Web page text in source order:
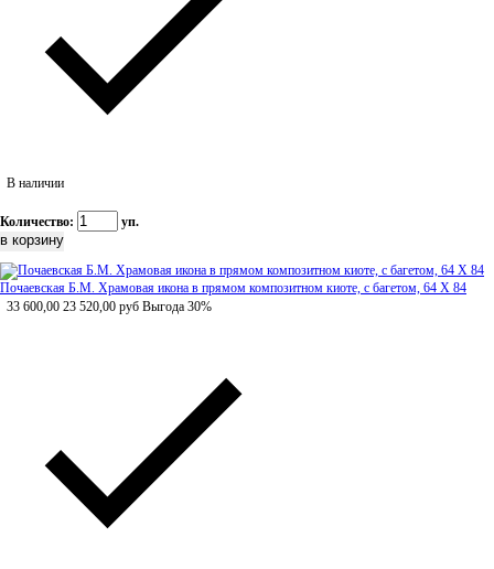
В наличии
Количество: уп.
Почаевская Б.М. Храмовая икона в прямом композитном киоте, с багетом, 64 Х 84
33 600,00 23 520,00 руб Выгода 30%